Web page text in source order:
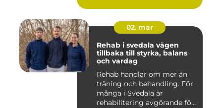
02. mar
Rehab i svedala vägen
tillbaka till styrka, balans
och vardag
Rehab handlar om mer än
träning och behandling. För
många i Svedala är
rehabilitering avgörande för